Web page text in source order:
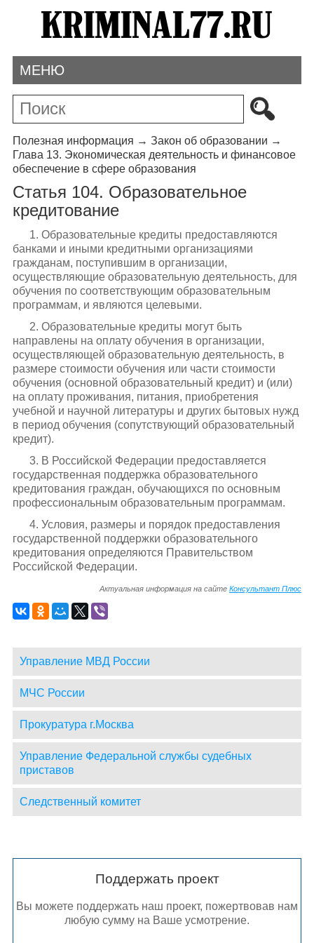
МЕНЮ
Полезная информация → Закон об образовании →
Глава 13. Экономическая деятельность и финансовое
обеспечение в сфере образования
Статья 104. Образовательное
кредитование
1. Образовательные кредиты предоставляются
банками и иными кредитными организациями
гражданам, поступившим в организации,
осуществляющие образовательную деятельность, для
обучения по соответствующим образовательным
программам, и являются целевыми.
2. Образовательные кредиты могут быть
направлены на оплату обучения в организации,
осуществляющей образовательную деятельность, в
размере стоимости обучения или части стоимости
обучения (основной образовательный кредит) и (или)
на оплату проживания, питания, приобретения
учебной и научной литературы и других бытовых нужд
в период обучения (сопутствующий образовательный
кредит).
3. В Российской Федерации предоставляется
государственная поддержка образовательного
кредитования граждан, обучающихся по основным
профессиональным образовательным программам.
4. Условия, размеры и порядок предоставления
государственной поддержки образовательного
кредитования определяются Правительством
Российской Федерации.
Актуальная информация на сайтеКонсультант Плюс
Управление МВД России
МЧС России
Прокуратура г.Москва
Управление Федеральной службы судебных
приставов
Следственный комитет
Поддержать проект
Вы можете поддержать наш проект, пожертвовав нам
любую сумму на Ваше усмотрение.